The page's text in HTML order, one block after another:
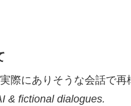
際にありそうな会話で再
& fictional dialogues.